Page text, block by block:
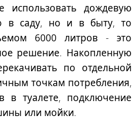
использовать дождевую
в саду, но и в быту, то
6000 литров - это
решение. Накопленную
по отдельной
точкам потребления,
в туалете, подключение
или мойки.